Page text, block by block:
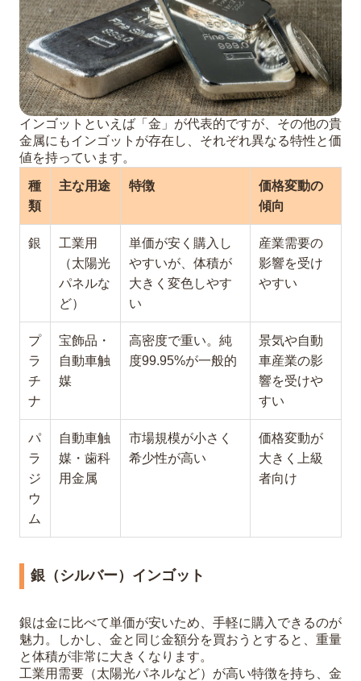
インゴットといえば「金」が代表的ですが、その他の貴
金属にもインゴットが存在し、それぞれ異なる特性と価
値を持っています。
種
類
主な用途 特徴
価格変動の
傾向
銀
工業用
（太陽光
パネルな
ど）
単価が安く購入し
やすいが、体積が
大きく変色しやす
い
産業需要の
影響を受け
やすい
プ
ラ
チ
ナ
宝飾品・
自動車触
媒
高密度で重い。純
度99.95%が一般的
景気や自動
車産業の影
響を受けや
すい
パ
ラ
ジ
ウ
ム
自動車触
媒・歯科
用金属
市場規模が小さく
希少性が高い
価格変動が
大きく上級
者向け
銀（シルバー）インゴット
銀は金に比べて単価が安いため、手軽に購入できるのが
魅力。しかし、金と同じ金額分を買おうとすると、重量
と体積が非常に大きくなります。
工業用需要（太陽光パネルなど）が高い特徴を持ち、金